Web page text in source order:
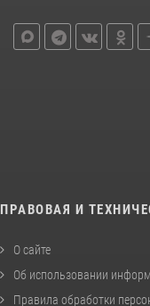
ПРАВОВАЯ И
О сайте
Об использовании
Правила обработки